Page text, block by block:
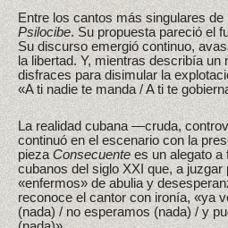
Entre los cantos más singulares de
Psilocibe. Su propuesta pareció el
Su discurso emergió continuo,
la libertad. Y, mientras describía un
disfraces para disimular la
«A ti nadie te manda / A ti te
La realidad cubana —cruda,
continuó en el escenario con la
piezaConsecuentees un alegato a
cubanos del siglo XXI que, a
«enfermos» de abulia y
reconoce el cantor con ironía, «ya
(nada) / no esperamos (nada) / y